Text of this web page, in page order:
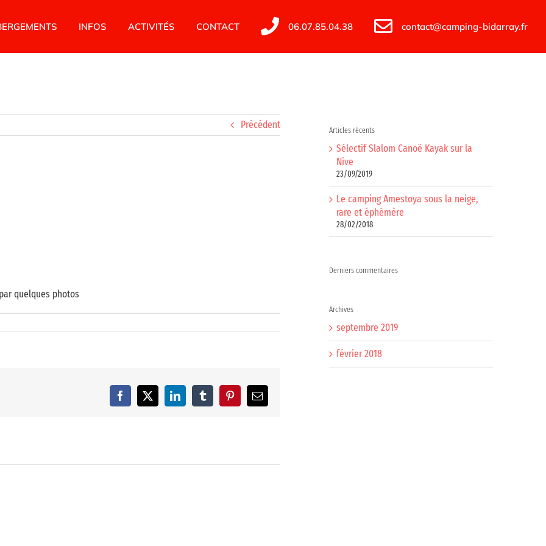
INFOS ACTIVITÉS CONTACT 06.07.85.04.38 contact@camping-bidarray.fr
Précédent
quelques photos
Facebook
X LinkedInTumblrPinterestEmail
Articles récents
Sélectif Slalom Canoë Kayak sur la
Nive
23/09/2019
Le camping Amestoya sous la neige,
rare et éphémère
28/02/2018
Derniers commentaires
Archives
septembre 2019
février 2018